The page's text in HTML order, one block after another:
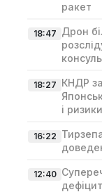
ракет
18:47 Дрон
18:27 КНДР
і ризики
16:22
12:40